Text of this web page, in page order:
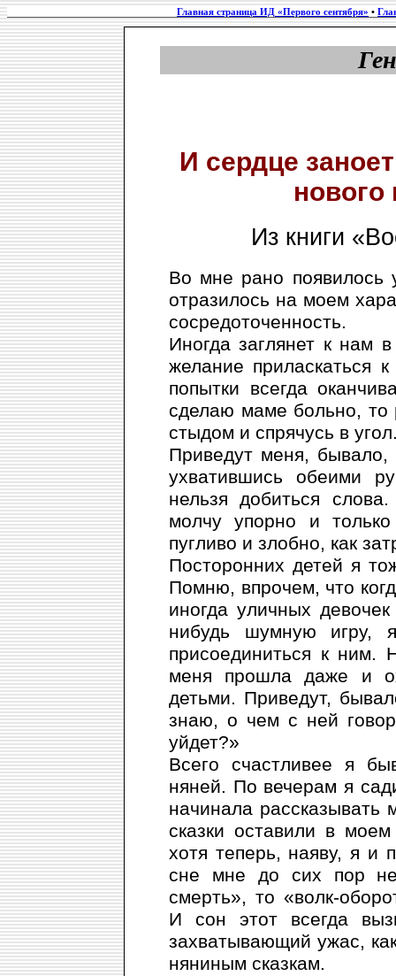
Главная страница ИД «Первого сентября» •
И сердце
нового
Из книги
Во мне рано появилось
отразилось на моем
сосредоточенность.
Иногда заглянет к нам
желание приласкаться
попытки всегда
сделаю маме больно, то
стыдом и спрячусь в
Приведут меня,
ухватившись обеими
нельзя добиться
молчу упорно и
пугливо и злобно, как
Посторонних детей я
Помню, впрочем, что
иногда уличных
нибудь шумную игру,
присоединиться к ним.
меня прошла даже и
детьми. Приведут,
знаю, о чем с ней
уйдет?»
Всего счастливее я
няней. По вечерам я
начинала рассказывать
сказки оставили в
хотя теперь, наяву, я и
сне мне до сих пор
смерть», то «волк-
И сон этот всегда
захватывающий ужас,
няниным сказкам.